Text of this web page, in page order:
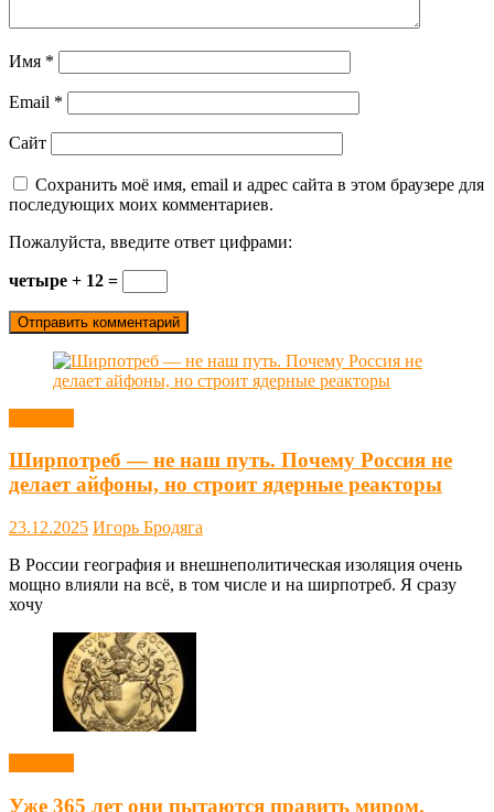
Имя *
Email *
Сайт
Сохранить моё имя, email и адрес сайта в этом браузере для
последующих моих комментариев.
Пожалуйста, введите ответ цифрами:
четыре + 12 =
Ширпотреб — не наш путь. Почему Россия не
делает айфоны, но строит ядерные реакторы
23.12.2025 Игорь Бродяга
В России география и внешнеполитическая изоляция очень
мощно влияли на всё, в том числе и на ширпотреб. Я сразу
хочу
Уже 365 лет они пытаются править миром.